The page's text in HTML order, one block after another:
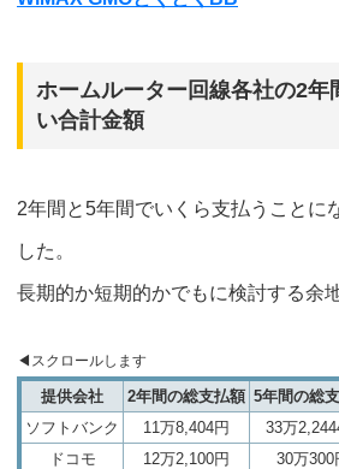
ホームルーター回線各社の2年
い合計金額
2年間と5年間でいくら支払うことに
した。
長期的か短期的かでもに検討する余
提供会社 2年間の総支払額 5年間の総
ソフトバンク
11万8,404円 33万
ドコモ
12万2,100円 30万300